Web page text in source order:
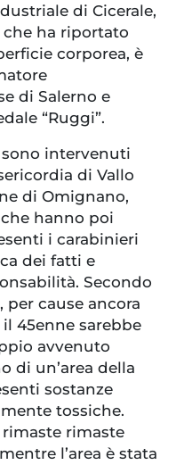
di Cicerale,
che ha riportato
corporea, è
di Salerno e
“Ruggi”.
intervenuti
di Vallo
di Omignano,
hanno poi
i carabinieri
dei fatti e
Secondo
cause ancora
45enne sarebbe
avvenuto
di un’area della
sostanze
tossiche.
rimaste
l’area è stata